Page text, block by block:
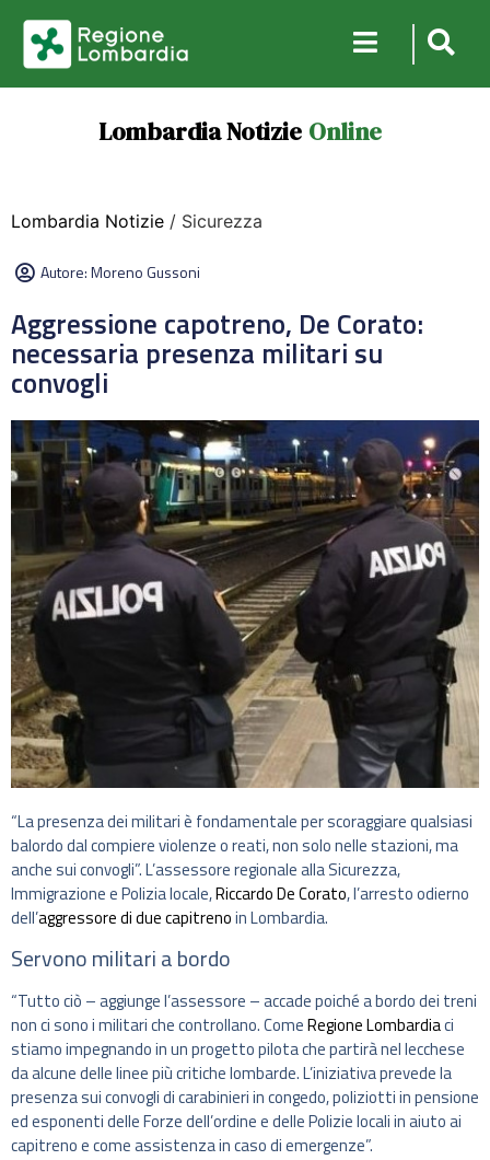
Lombardia Notizie Online
Lombardia Notizie / Sicurezza
Autore:Moreno Gussoni
Aggressione capotreno, De Corato:
necessaria presenza militari su
convogli
“La presenza dei militari è fondamentale per scoraggiare qualsiasi
balordo dal compiere violenze o reati, non solo nelle stazioni, ma
anche sui convogli”. L’assessore regionale alla Sicurezza,
Immigrazione e Polizia locale,Riccardo De Corato, l’arresto odierno
dell’aggressore di due capitrenoin Lombardia.
Servono militari a bordo
“Tutto ciò – aggiunge l’assessore – accade poiché a bordo dei treni
non ci sono i militari che controllano. ComeRegione Lombardiaci
stiamo impegnando in un progetto pilota che partirà nel lecchese
da alcune delle linee più critiche lombarde. L’iniziativa prevede la
presenza sui convogli di carabinieri in congedo, poliziotti in pensione
ed esponenti delle Forze dell’ordine e delle Polizie locali in aiuto ai
capitreno e come assistenza in caso di emergenze”.